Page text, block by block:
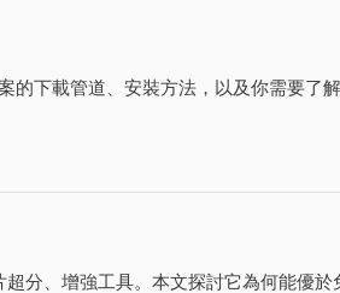
下載管道、安裝方法，以及你需要了解
、增強工具。本文探討它為何能優於